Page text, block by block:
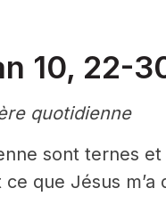
10, 22-
quotidienne
sont ternes
que Jésus